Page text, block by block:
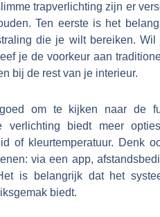
trapverlichting zijn er
Ten eerste is het
die je wilt bereiken. Wil
je de voorkeur aan
bij de rest van je interieur.
om te kijken naar de
verlichting biedt meer
of kleurtemperatuur. Denk
via een app,
is belangrijk dat het
biedt.